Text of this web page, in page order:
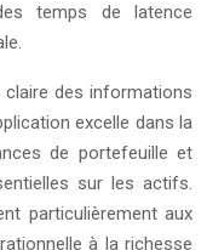
temps de latence
des informations
excelle dans la
de portefeuille et
sur les actifs.
particulièrement aux
à la richesse